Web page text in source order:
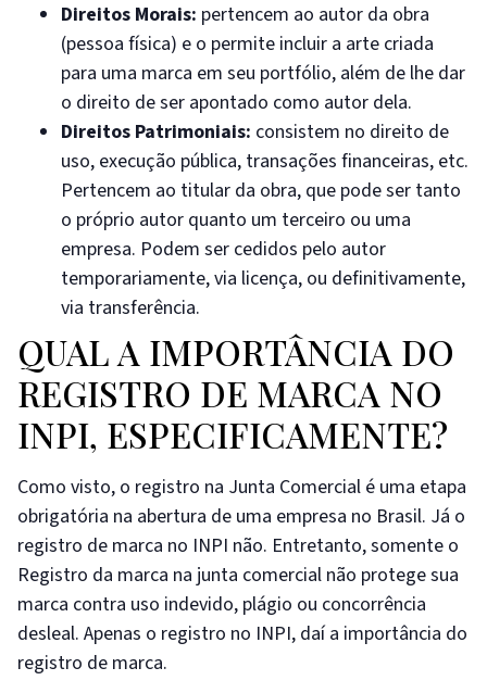
Direitos Morais: pertencem ao autor da obra
(pessoa física) e o permite incluir a arte criada
para uma marca em seu portfólio, além de lhe dar
o direito de ser apontado como autor dela.
Direitos Patrimoniais: consistem no direito de
uso, execução pública, transações financeiras, etc.
Pertencem ao titular da obra, que pode ser tanto
o próprio autor quanto um terceiro ou uma
empresa. Podem ser cedidos pelo autor
temporariamente, via licença, ou definitivamente,
via transferência.
QUAL A IMPORTÂNCIA DO
REGISTRO DE MARCA NO
INPI, ESPECIFICAMENTE?
Como visto, o registro na Junta Comercial é uma etapa
obrigatória na abertura de uma empresa no Brasil. Já o
registro de marca no INPI não. Entretanto, somente o
Registro da marca na junta comercial não protege sua
marca contra uso indevido, plágio ou concorrência
desleal. Apenas o registro no INPI, daí a importância do
registro de marca.